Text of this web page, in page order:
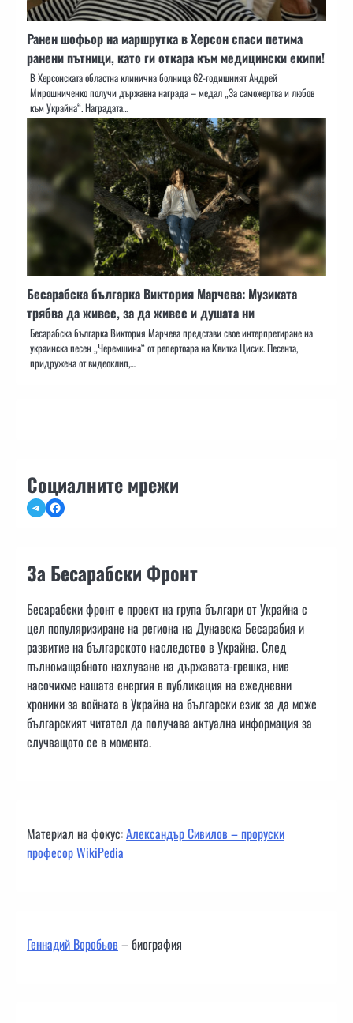
Ранен шофьор на маршрутка в Херсон спаси петима
ранени пътници, като ги откара към медицински екипи!
В Херсонската областна клинична болница 62-годишният Андрей
Мирошниченко получи държавна награда – медал „За саможертва и любов
към Украйна“. Наградата…
Бесарабска българка Виктория Марчева: Музиката
трябва да живее, за да живее и душата ни
Бесарабска българка Виктория Марчева представи свое интерпретиране на
украинска песен „Черемшина“ от репертоара на Квитка Цисик. Песента,
придружена от видеоклип,…
Социалните мрежи
TelegramFacebook
За Бесарабски Фронт
Бесарабски фронт е проект на група българи от Украйна с
цел популяризиране на региона на Дунавска Бесарабия и
развитие на българското наследство в Украйна. След
пълномащабното нахлуване на държавата-грешка, ние
насочихме нашата енергия в публикация на ежедневни
хроники за войната в Украйна на български език за да може
българският читател да получава актуална информация за
случващото се в момента.
Материал на фокус:Александър Сивилов – проруски
професор WikiPedia
Геннадий Воробьов– биография